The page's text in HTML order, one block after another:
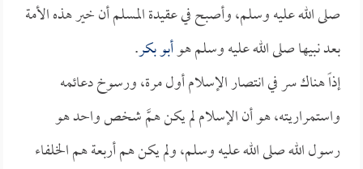
صلى الله عليه وسلم، وأصبح في عقيدة المسلم أن خير هذه الأمة
بعد نبيها صلى الله عليه وسلم هوأبو بكر.
إذاً هناك سر في انتصار الإسلام أول مرة، ورسوخ دعائمه
واستمراريته، هو أن الإسلام لم يكن همَّ شخص واحد هو
رسول الله صلى الله عليه وسلم، ولم يكن هم أربعة هم الخلفاء